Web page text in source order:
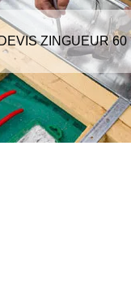
DEVIS ZINGUEUR 60